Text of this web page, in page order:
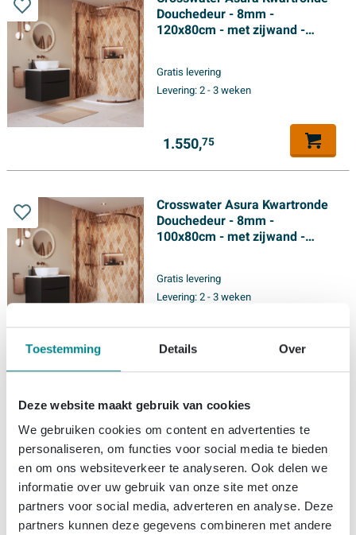
Toestemming Details Over
Deze website maakt gebruik van cookies
We gebruiken cookies om content en advertenties te
personaliseren, om functies voor social media te bieden
en om ons websiteverkeer te analyseren. Ook delen we
informatie over uw gebruik van onze site met onze
partners voor social media, adverteren en analyse. Deze
partners kunnen deze gegevens combineren met andere
Douchedeur - 8mm -
120x80cm - met zijwand -
Gratis levering
Levering:2 - 3 weken
1.550,75
Crosswater Asura Kwartronde
Douchedeur - 8mm -
100x80cm - met zijwand -
Gratis levering
Levering:2 - 3 weken
1.493,
Crosswater Asura Kwartronde
Douchedeur - 8mm -
120x90cm - met zijwand -
hendel gecanneleerd - mat
zwart
Gratis levering
Levering:2 - 3 weken